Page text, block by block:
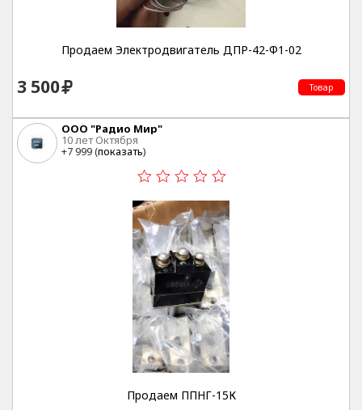
Продаем Электродвигатель ДПР-42-Ф1-02
3 500 Товар
ООО "Радио Мир"
10 лет Октября
+7 999 (показать)
Продаем ППНГ-15К